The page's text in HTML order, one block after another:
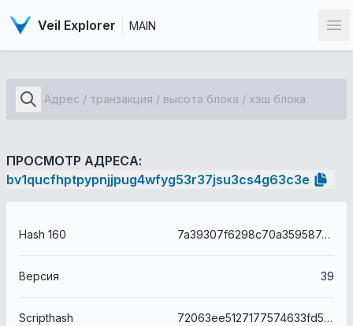
Veil Explorer MAIN
ПРОСМОТР АДРЕСА:
bv1qucfhptpypnjjpug4wfyg53r37jsu3cs4g63c3e
Hash 160 7a39307f6298c70a35958741f93adcb7acef8ed96ef1799f241e
Версия 39
Scripthash 72063ee5127177574633fd565bda45cb60e4134a201816a9ac84a35a9f3af336